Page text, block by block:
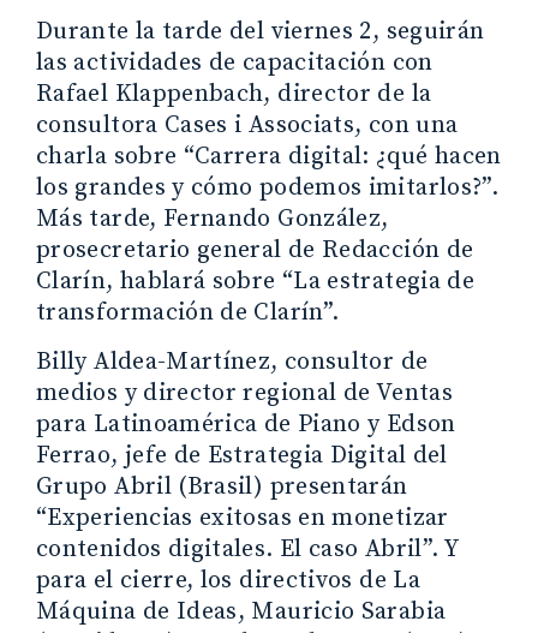
Durante la tarde del viernes 2, seguirán
las actividades de capacitación con
Rafael Klappenbach, director de la
consultora Cases i Associats, con una
charla sobre “Carrera digital: ¿qué hacen
los grandes y cómo podemos imitarlos?”.
Más tarde, Fernando González,
prosecretario general de Redacción de
Clarín, hablará sobre “La estrategia de
transformación de Clarín”.
Billy Aldea-Martínez, consultor de
medios y director regional de Ventas
para Latinoamérica de Piano y Edson
Ferrao, jefe de Estrategia Digital del
Grupo Abril (Brasil) presentarán
“Experiencias exitosas en monetizar
contenidos digitales. El caso Abril”. Y
para el cierre, los directivos de La
Máquina de Ideas, Mauricio Sarabia